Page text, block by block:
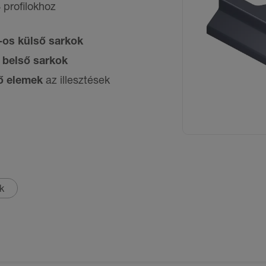
profilokhoz
os külső sarkok
belső sarkok
elemek az illesztések